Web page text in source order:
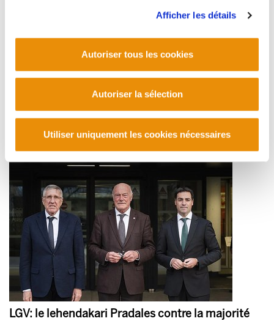
Afficher les détails
Autoriser tous les cookies
Autoriser la sélection
Utiliser uniquement les cookies nécessaires
LGV: le lehendakari Pradales contre la majorité